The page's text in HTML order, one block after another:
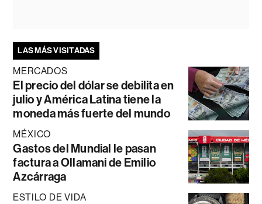
LAS MÁS VISITADAS
MERCADOS
El precio del dólar se debilita en
julio y América Latina tiene la
moneda más fuerte del mundo
MÉXICO
Gastos del Mundial le pasan
factura a Ollamani de Emilio
Azcárraga
ESTILO DE VIDA